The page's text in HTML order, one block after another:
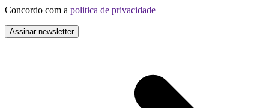
Concordo com a politica de privacidade